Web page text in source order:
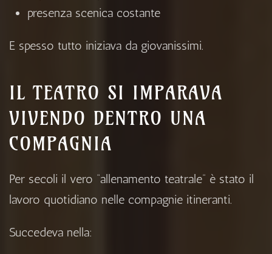
presenza scenica costante
E spesso tutto iniziava da giovanissimi.
IL TEATRO SI IMPARAVA
VIVENDO DENTRO UNA
COMPAGNIA
Per secoli il vero “allenamento teatrale” è stato il
lavoro quotidiano nelle compagnie itineranti.
Succedeva nella: